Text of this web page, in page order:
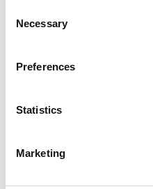
Selection
Necessary
Preferences
Statistics
Marketing